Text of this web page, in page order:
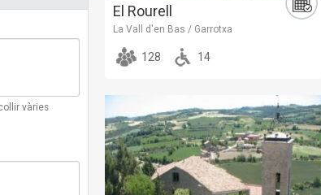
vàries
El Rourell
La Vall d'en Bas / Garrotxa
128 14